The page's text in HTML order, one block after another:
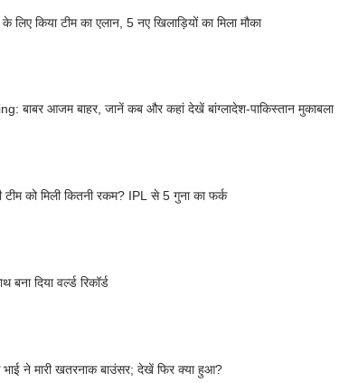
किया टीम का एलान, 5 नए खिलाड़ियों का मिला मौका
बाबर आजम बाहर, जानें कब और कहां देखें बांग्लादेश-पाकिस्तान मुकाबला
को मिली कितनी रकम? IPL से 5 गुना का फर्क
दिया वर्ल्ड रिकॉर्ड
ने मारी खतरनाक बाउंसर; देखें फिर क्या हुआ?